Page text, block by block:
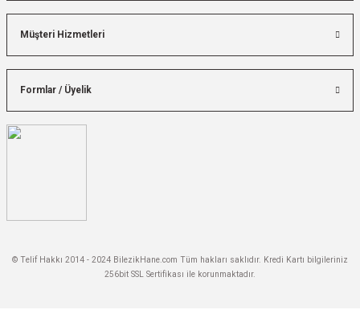
Müşteri Hizmetleri
Formlar / Üyelik
© Telif Hakkı 2014 - 2024 BilezikHane.com Tüm hakları saklıdır. Kredi Kartı bilgileriniz
256bit SSL Sertifikası ile korunmaktadır.